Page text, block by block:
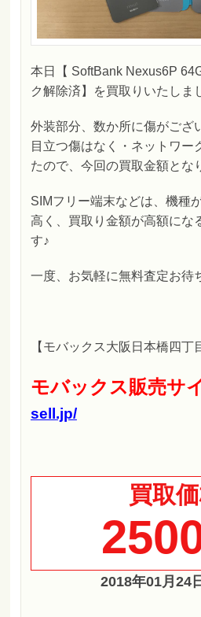
本日【 SoftBank Nexus6P
ク解除済】を買取りいたしま
外装部分、数か所に傷がござ
目立つ傷はなく・ネットワー
たので、今回の買取金額とな
SIMフリー端末などは、機種
高く、買取り金額が高額にな
す♪
一度、お気軽に無料査定お待
【モバックス大阪日本橋四丁
モバックス販売サ
sell.jp/
買取
2018年01月24